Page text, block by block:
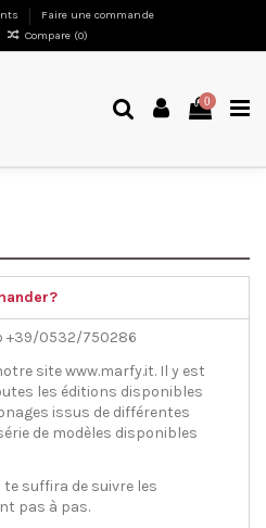
Faire une commande
Compare (0)
0
+39/0532/750286
site www.marfy.it. Il y est
les éditions disponibles
issus de différentes
de modèles disponibles
suffira de suivre les
pas à pas.